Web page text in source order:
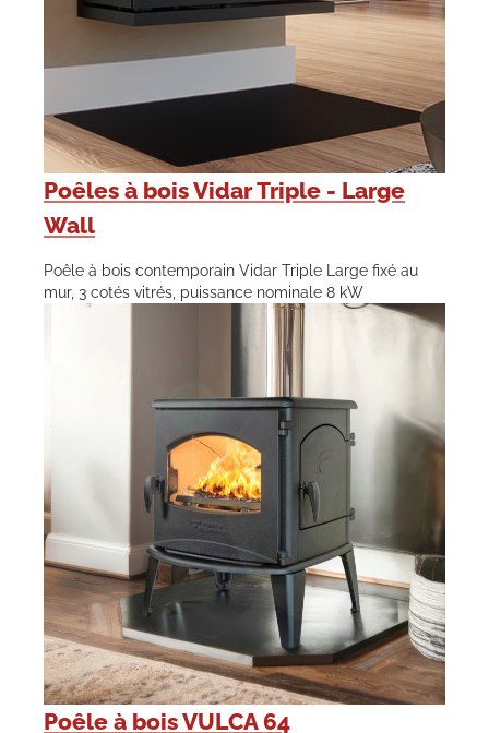
Poêles à bois Vidar Triple - Large
Wall
Poêle à bois contemporain Vidar Triple Large fixé au
mur, 3 cotés vitrés, puissance nominale 8 kW
Poêle à bois VULCA 64